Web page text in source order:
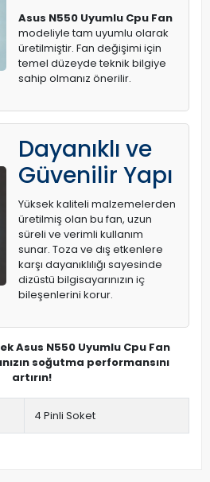
Asus N550 Uyumlu Cpu Fan
modeliyle tam uyumlu olarak
üretilmiştir. Fan değişimi için
temel düzeyde teknik bilgiye
sahip olmanız önerilir.
Dayanıklı ve
Güvenilir Yapı
Yüksek kaliteli malzemelerden
üretilmiş olan bu fan, uzun
süreli ve verimli kullanım
sunar. Toza ve dış etkenlere
karşı dayanıklılığı sayesinde
dizüstü bilgisayarınızın iç
bileşenlerini korur.
Asus N550 Uyumlu Cpu Fan
soğutma performansını
artırın!
4 Pinli Soket